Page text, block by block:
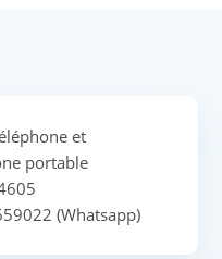
et
portable
(Whatsapp)